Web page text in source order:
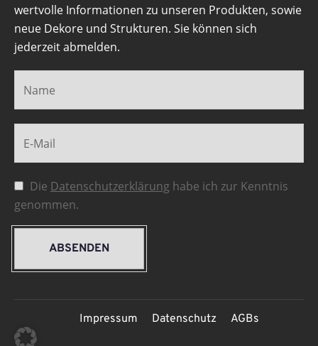
wertvolle Informationen zu unseren Produkten, sowie
neue Dekore und Strukturen. Sie können sich
jederzeit abmelden.
Die Datenschutzerklärung habe ich zur Kenntnis
genommen.
ABSENDEN
Impressum Datenschutz AGBs